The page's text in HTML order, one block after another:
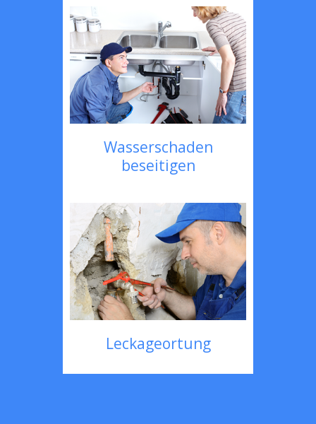
Wasserschaden
beseitigen
Leckageortung